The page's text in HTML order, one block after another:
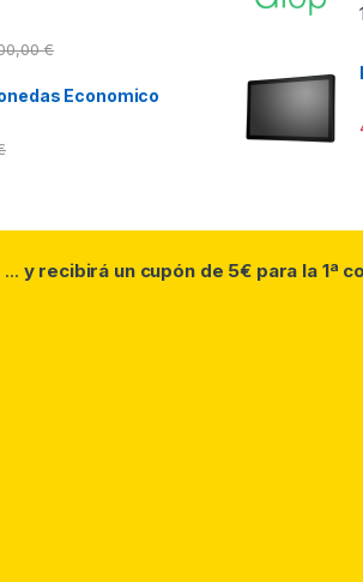
€
Economico
... y recibirá un cupón de 5€ para la 1ª